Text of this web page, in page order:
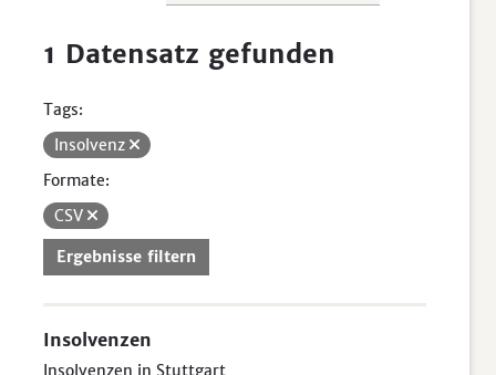
1 Datensatz gefunden
Tags:
Insolvenz
Formate:
CSV
Ergebnisse filtern
Insolvenzen
Insolvenzen in Stuttgart